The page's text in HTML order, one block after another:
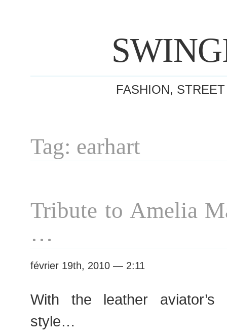
FASHION,
Tag: earhart
Tribute to Amelia
…
février 19th, 2010 — 2:11
With the leather aviator’s
style…